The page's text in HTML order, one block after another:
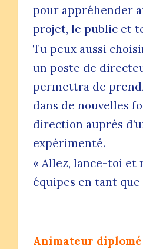
pour appréhender
projet, le public et
Tu peux aussi
un poste de
permettra de
dans de nouvelles
direction auprès
expérimenté.
« Allez, lance-toi et
équipes en tant
Animateur